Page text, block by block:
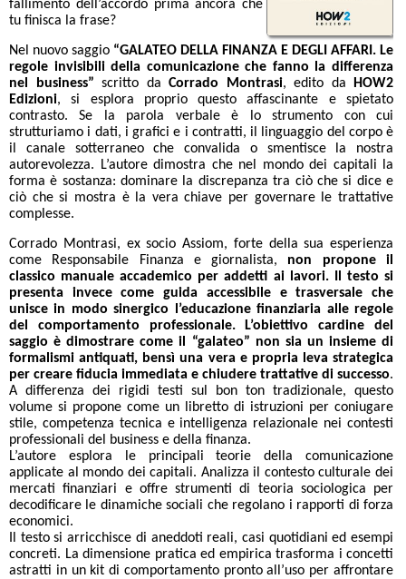
fallimento dell’accordo prima ancora che
tu finisca la frase?
Nel nuovo saggio “GALATEO DELLA FINANZA E DEGLI AFFARI. Le
regole invisibili della comunicazione che fanno la differenza
nel business” scritto da Corrado Montrasi, edito da
HOW2
Edizioni, si esplora proprio questo affascinante e spietato
contrasto. Se la parola verbale è lo strumento con cui
strutturiamo i dati, i grafici e i contratti, il linguaggio del corpo è
il canale sotterraneo che convalida o smentisce la nostra
autorevolezza. L’autore dimostra che nel mondo dei capitali la
forma è sostanza: dominare la discrepanza tra ciò che si dice e
ciò che si mostra è la vera chiave per governare le trattative
complesse.
Corrado Montrasi, ex socio Assiom, forte della sua esperienza
come Responsabile Finanza e giornalista, non propone il
classico manuale accademico per addetti ai lavori. Il testo si
presenta invece come guida accessibile e trasversale che
unisce in modo sinergico l’educazione finanziaria alle regole
del comportamento professionale. L’obiettivo cardine del
saggio è dimostrare come il “galateo” non sia un insieme di
formalismi antiquati, bensì una vera e propria leva strategica
per creare fiducia immediata e chiudere trattative di successo.
A differenza dei rigidi testi sul bon ton tradizionale, questo
volume si propone come un libretto di istruzioni per coniugare
stile, competenza tecnica e intelligenza relazionale nei contesti
professionali del business e della finanza.
L’autore esplora le principali teorie della comunicazione
applicate al mondo dei capitali. Analizza il contesto culturale dei
mercati finanziari e offre strumenti di teoria sociologica per
decodificare le dinamiche sociali che regolano i rapporti di forza
economici.
Il testo si arricchisce di aneddoti reali, casi quotidiani ed esempi
concreti. La dimensione pratica ed empirica trasforma i concetti
astratti in un kit di comportamento pronto all’uso per affrontare